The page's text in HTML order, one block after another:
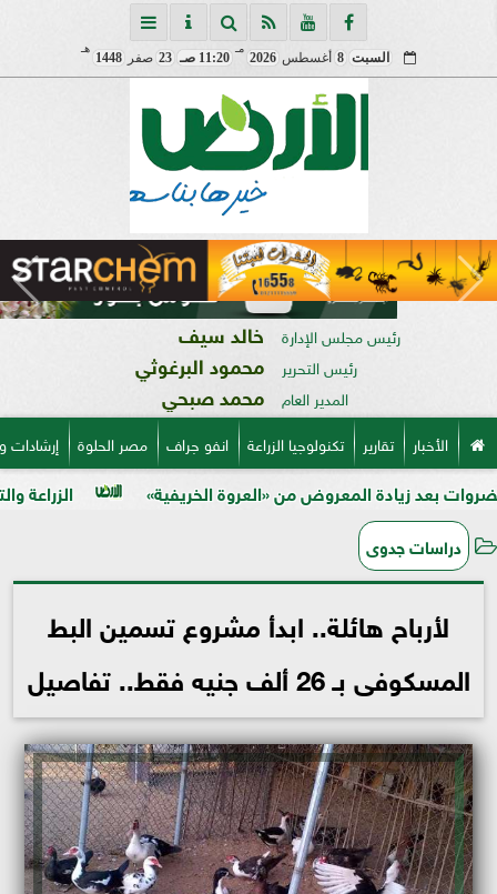
السبت 8 أغسطس 2026
مـ
11:20 صـ 23 صفر 1448
هـ
رئيس مجلس الإدارة خالد سيف
رئيس التحرير محمود البرغوثي
المدير العام محمد صبحي
الأخبار تقارير تكنولوجيا الزراعة انفو جراف مصر الحلوة
الزراعة والتخطيط المعروض من «العروة الخريفية»
دراسات جدوى
لأرباح هائلة.. ابدأ مشروع تسمين البط
المسكوفى بـ 26 ألف جنيه فقط.. تفاصيل